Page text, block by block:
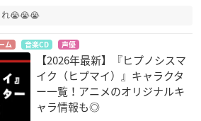
れ😭😭😭
ム 音楽CD 声優
【2026年最新】『ヒプノシスマ
イク（ヒプマイ）』キャラクタ
ー一覧！アニメのオリジナルキ
ャラ情報も◎